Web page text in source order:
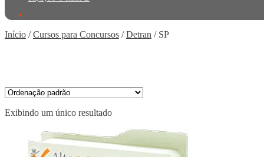
Início /Cursos para Concursos /Detran / SP
Exibindo um único resultado